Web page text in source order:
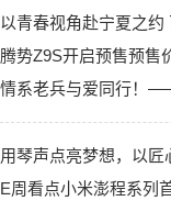
以青春视角赴宁夏之约
腾势Z9S开启预售预售
情系老兵与爱同行！
用琴声点亮梦想，以匠
E周看点小米澎程系列